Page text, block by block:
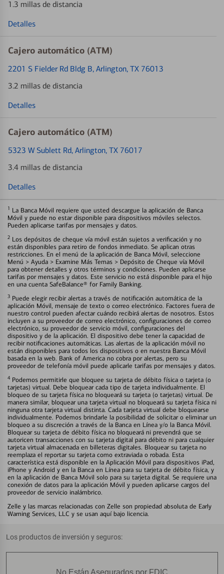
1.3 millas de distancia
Detalles
Cajero automático (ATM)
2201 S Fielder Rd Bldg B, Arlington, TX 76013
3.2 millas de distancia
Detalles
Cajero automático (ATM)
5323 W Sublett Rd, Arlington, TX 76017
3.4 millas de distancia
Detalles
1 La Banca Móvil requiere que usted descargue la aplicación de Banca
Móvil y puede no estar disponible para dispositivos móviles selectos.
Pueden aplicarse tarifas por mensajes y datos.
2 Los depósitos de cheque vía móvil están sujetos a verificación y no
están disponibles para retiro de fondos inmediato. Se aplican otras
restricciones. En el menú de la aplicación de Banca Móvil, seleccione
Menú > Ayuda > Examine Más Temas > Depósito de Cheque vía Móvil
para obtener detalles y otros términos y condiciones. Pueden aplicarse
tarifas por mensajes y datos. Este servicio no está disponible para el hijo
en una cuenta SafeBalance® for Family Banking.
3 Puede elegir recibir alertas a través de notificación automática de la
aplicación Móvil, mensaje de texto o correo electrónico. Factores fuera de
nuestro control pueden afectar cuándo recibirá alertas de nosotros. Estos
incluyen a su proveedor de correo electrónico, configuraciones de correo
electrónico, su proveedor de servicio móvil, configuraciones del
dispositivo y de la aplicación. El dispositivo debe tener la capacidad de
recibir notificaciones automáticas. Las alertas de la aplicación móvil no
están disponibles para todos los dispositivos o en nuestra Banca Móvil
basada en la web. Bank of America no cobra por alertas, pero su
proveedor de telefonía móvil puede aplicarle tarifas por mensajes y datos.
4 Podemos permitirle que bloquee su tarjeta de débito física o tarjeta (o
tarjetas) virtual. Debe bloquear cada tipo de tarjeta individualmente. El
bloqueo de su tarjeta física no bloqueará su tarjeta (o tarjetas) virtual. De
manera similar, bloquear una tarjeta virtual no bloqueará su tarjeta física ni
ninguna otra tarjeta virtual distinta. Cada tarjeta virtual debe bloquearse
individualmente. Podemos brindarle la posibilidad de solicitar o eliminar un
bloqueo a su discreción a través de la Banca en Línea y/o la Banca Móvil.
Bloquear su tarjeta de débito física no bloqueará ni prevendrá que se
autoricen transacciones con su tarjeta digital para débito ni para cualquier
tarjeta virtual almacenada en billeteras digitales. Bloquear su tarjeta no
reemplaza el reportar su tarjeta como extraviada o robada. Esta
característica está disponible en la Aplicación Móvil para dispositivos iPad,
iPhone y Android y en la Banca en Línea para su tarjeta de débito física, y
en la aplicación de Banca Móvil solo para su tarjeta digital. Se requiere una
conexión de datos para la aplicación Móvil y pueden aplicarse cargos del
proveedor de servicio inalámbrico.
Zelle y las marcas relacionadas con Zelle son propiedad absoluta de Early
Warning Services, LLC y se usan aquí bajo licencia.
Los productos de inversión y seguros:
No Están Asegurados por FDIC